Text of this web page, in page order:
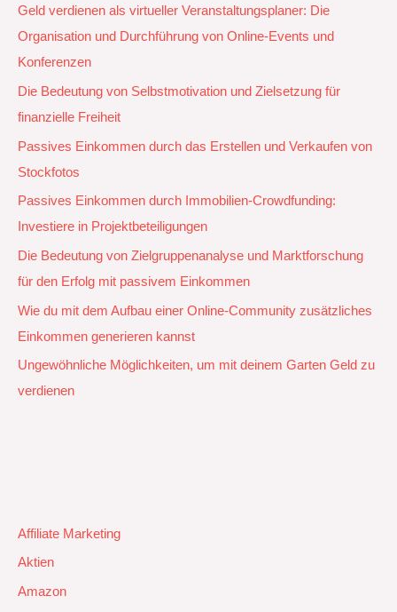
Geld verdienen als virtueller Veranstaltungsplaner: Die
Organisation und Durchführung von Online-Events und
Konferenzen
Die Bedeutung von Selbstmotivation und Zielsetzung für
finanzielle Freiheit
Passives Einkommen durch das Erstellen und Verkaufen von
Stockfotos
Passives Einkommen durch Immobilien-Crowdfunding:
Investiere in Projektbeteiligungen
Die Bedeutung von Zielgruppenanalyse und Marktforschung
für den Erfolg mit passivem Einkommen
Wie du mit dem Aufbau einer Online-Community zusätzliches
Einkommen generieren kannst
Ungewöhnliche Möglichkeiten, um mit deinem Garten Geld zu
verdienen
Affiliate Marketing
Aktien
Amazon